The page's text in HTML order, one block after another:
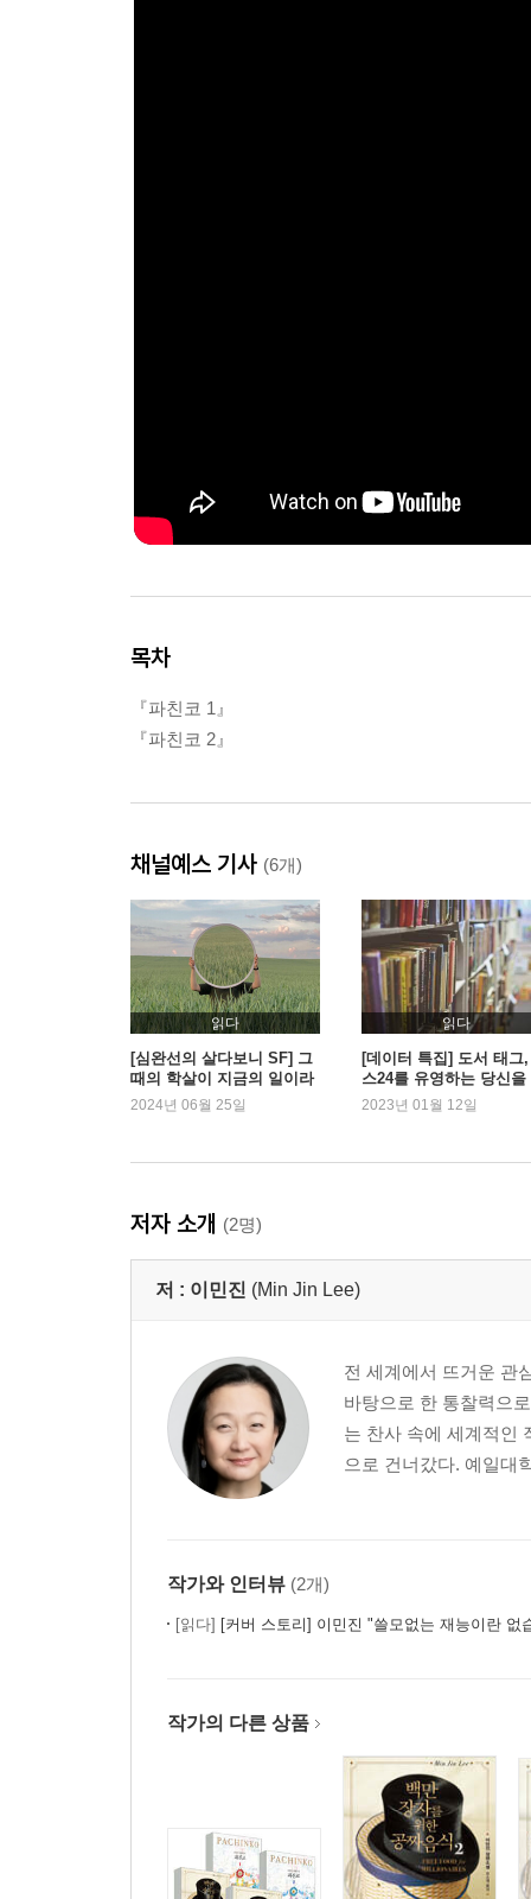
목차
『파친코 1』
『파친코 2』
채널예스 기사 (6개)
읽다
[심완선의 살다보니 SF] 그
때의 학살이 지금의 일이라
면
2024년 06월 25일
읽다
[데이터 특집] 도서 태그
스24를 유영하는 당신을
한 가이드
2023년 01월 12일
저자 소개 (2명)
저 : 이민진 (Min Jin Lee)
전 세계에서 뜨거운 관
바탕으로 한 통찰력으
는 찬사 속에 세계적인
으로 건너갔다. 예일대
작가와 인터뷰 (2개)
[읽다] [커버 스토리] 이민진 "쓸모없는 재능이란 없
작가의 다른 상품